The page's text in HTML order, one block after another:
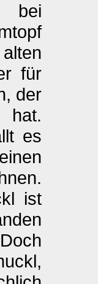
bei
für
der
hat.
es
ist